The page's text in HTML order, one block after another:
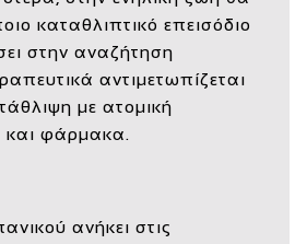
καταθλιπτικό επεισόδιο
στην αναζήτηση
αντιμετωπίζεται
με ατομική
και φάρμακα.
ανήκει στις